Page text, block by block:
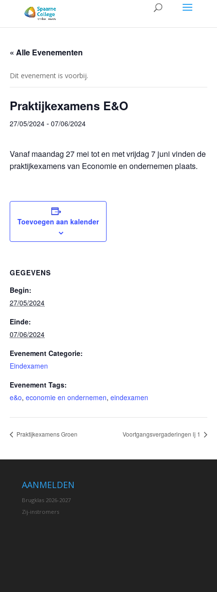
« Alle Evenementen
Dit evenement is voorbij.
Praktijkexamens E&O
27/05/2024 - 07/06/2024
Vanaf maandag 27 mei tot en met vrijdag 7 juni vinden de
praktijkexamens van Economie en ondernemen plaats.
Toevoegen aan kalender
GEGEVENS
Begin:
27/05/2024
Einde:
07/06/2024
Evenement Categorie:
Eindexamen
Evenement Tags:
e&o, economie en ondernemen, eindexamen
Praktijkexamens Groen Voortgangsvergaderingen lj 1
AANMELDEN
Brugklas 2026-2027
Zij-instromers